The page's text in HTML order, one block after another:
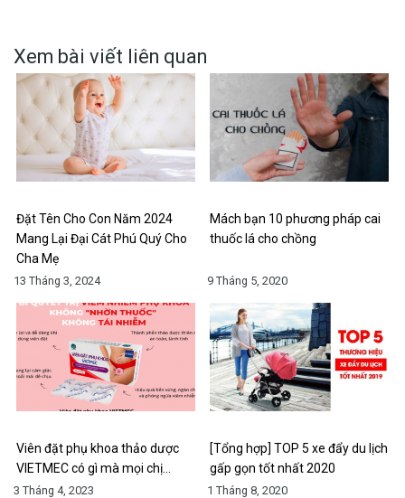
Xem bài viết liên quan
Đặt Tên Cho Con Năm 2024
Mang Lại Đại Cát Phú Quý Cho
Cha Mẹ
13 Tháng 3, 2024
Mách bạn 10 phương pháp cai
thuốc lá cho chồng
9 Tháng 5, 2020
Viên đặt phụ khoa thảo dược
VIETMEC có gì mà mọi chị…
3 Tháng 4, 2023
[Tổng hợp] TOP 5 xe đẩy du lịch
gấp gọn tốt nhất 2020
1 Tháng 8, 2020